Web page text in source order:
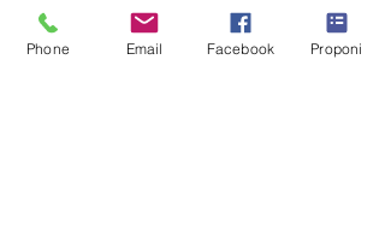
pittura, gli Egizi danno voce a desideri e
bisogni quotidiani che trovano riflesso
Phone Email Facebook Proponi